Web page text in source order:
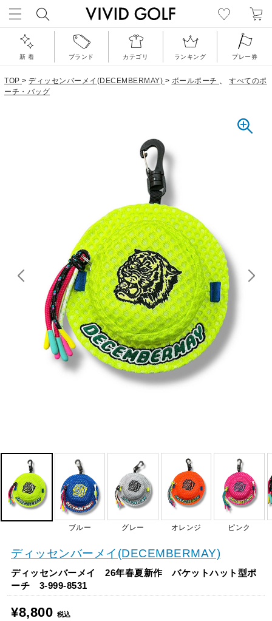
新 着 ブランド カテゴリ ランキング プレー券
TOP > ディッセンバーメイ(DECEMBERMAY) > ボールポーチ 、 すべてのポ
ーチ・バッグ
ブルー グレー オレンジ ピンク
ディッセンバーメイ(DECEMBERMAY)
ディッセンバーメイ 26年春夏新作 バケットハット型ポ
ーチ 3-999-8531
¥8,800 税込